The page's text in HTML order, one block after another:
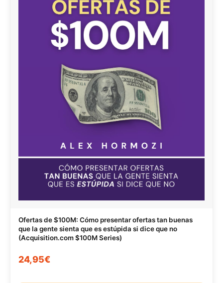
Ofertas de $100M: Cómo presentar ofertas tan buenas
que la gente sienta que es estúpida si dice que no
(Acquisition.com $100M Series)
24,95€